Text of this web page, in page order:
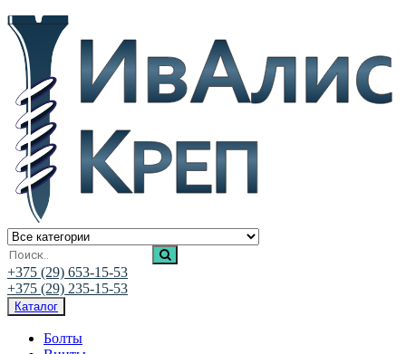
Ивалис Креп
Магазин нержавеющего крепежа
+375 (29) 653-15-53
+375 (29) 235-15-53
Каталог
Болты